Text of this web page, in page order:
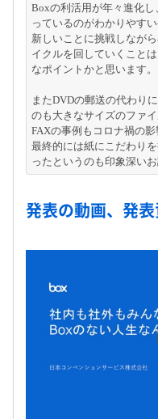
Boxの利活用が年々進化
っているのがわかりやす
新しいことに挑戦しなが
イクルを回していくこと
なポイントかと思います。
またDVDの郵送の代わり
のも大きなサイズのファ
FAXの事例もコロナ禍の
最終的には紙にこだわり
ったというのも印象深いお
発表の動画、発